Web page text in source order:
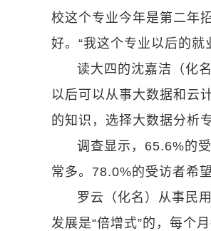
校这个专业今年是第二年
好。“我这个专业以后的就
读大四的沈嘉洁（化
以后可以从事大数据和云
的知识，选择大数据分析
调查显示，65.6%的
常多。78.0%的受访者希
罗云（化名）从事民
发展是“倍增式”的，每个